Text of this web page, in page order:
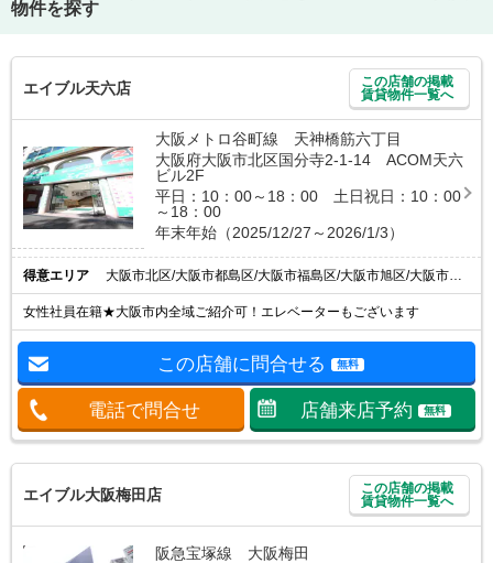
物件を探す
エイブル天六店
この店舗の掲載
賃貸物件一覧へ
大阪メトロ谷町線 天神橋筋六丁目
大阪府大阪市北区国分寺2-1-14 ACOM天六
ビル2F
平日：10：00～18：00 土日祝日：10：00
～18：00
年末年始（2025/12/27～2026/1/3）
得意エリア 大阪市北区/大阪市都島区/大阪市福島区/大阪市旭区/大阪市東淀川区
女性社員在籍★大阪市内全域ご紹介可！エレベーターもございます
この店舗に問合せる 無料
電話で問合せ 店舗来店予約 無料
エイブル大阪梅田店
この店舗の掲載
賃貸物件一覧へ
阪急宝塚線 大阪梅田